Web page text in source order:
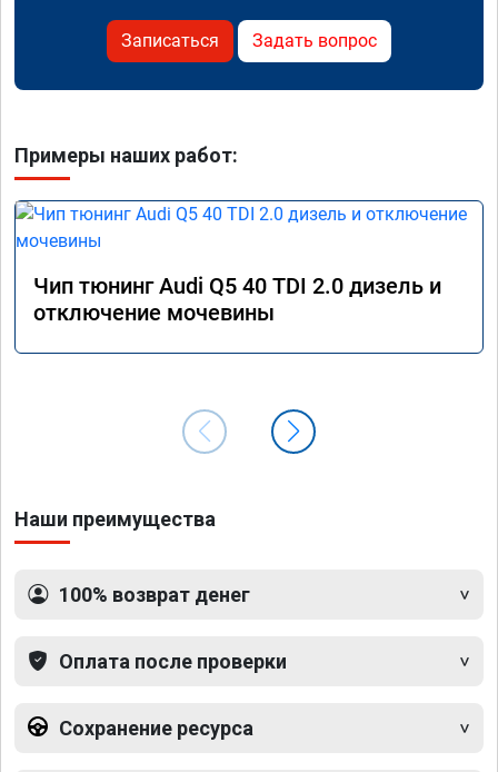
Записаться Задать вопрос
Примеры наших работ:
Чип тюнинг Audi Q5 40 TDI 2.0 дизель и
отключение мочевины
Наши преимущества
100% возврат денег
Оплата после проверки
Сохранение ресурса